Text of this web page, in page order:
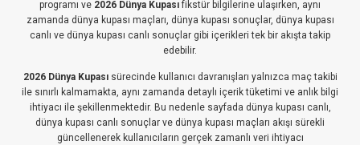
programı ve 2026 Dünya Kupasıfikstür bilgilerine ulaşırken, aynı
zamanda dünya kupası maçları, dünya kupası sonuçlar, dünya kupası
canlı ve dünya kupası canlı sonuçlar gibi içerikleri tek bir akışta takip
edebilir.
2026 Dünya Kupasısürecinde kullanıcı davranışları yalnızca maç takibi
ile sınırlı kalmamakta, aynı zamanda detaylı içerik tüketimi ve anlık bilgi
ihtiyacı ile şekillenmektedir. Bu nedenle sayfada dünya kupası canlı,
dünya kupası canlı sonuçlar ve dünya kupası maçları akışı sürekli
güncellenerek kullanıcıların gerçek zamanlı veri ihtiyacı